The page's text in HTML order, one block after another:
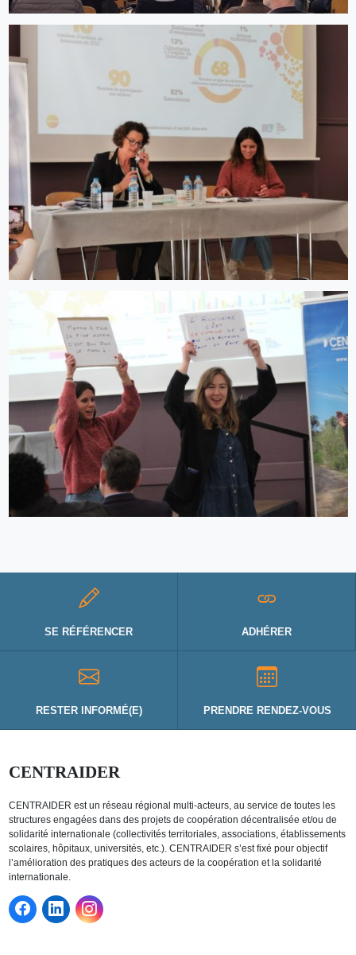
SE RÉFÉRENCER ADHÉRER
RESTER INFORMÉ(E) PRENDRE RENDEZ-VOUS
CENTRAIDER
CENTRAIDER est un réseau régional multi-acteurs, au service de toutes les
structures engagées dans des projets de coopération décentralisée et/ou de
solidarité internationale (collectivités territoriales, associations, établissements
scolaires, hôpitaux, universités, etc.). CENTRAIDER s’est fixé pour objectif
l’amélioration des pratiques des acteurs de la coopération et la solidarité
internationale.